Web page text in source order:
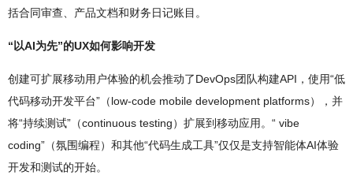
括合同审查、产品文档和财务日记账目。
“以AI为先”的UX如何影响开发
创建可扩展移动用户体验的机会推动了DevOps团队构建API，使用“低
代码移动开发平台”（low-code mobile development platforms），并
将“持续测试”（continuous testing）扩展到移动应用。“ vibe
coding”（氛围编程）和其他“代码生成工具”仅仅是支持智能体AI体验
开发和测试的开始。